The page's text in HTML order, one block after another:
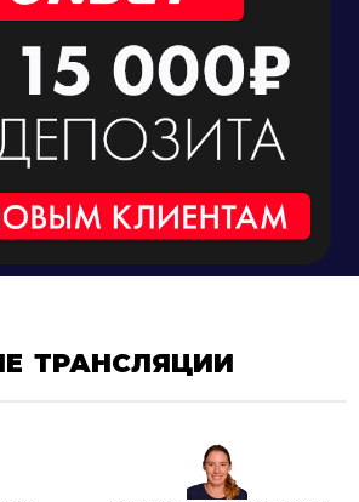
ТРАНСЛЯЦИИ